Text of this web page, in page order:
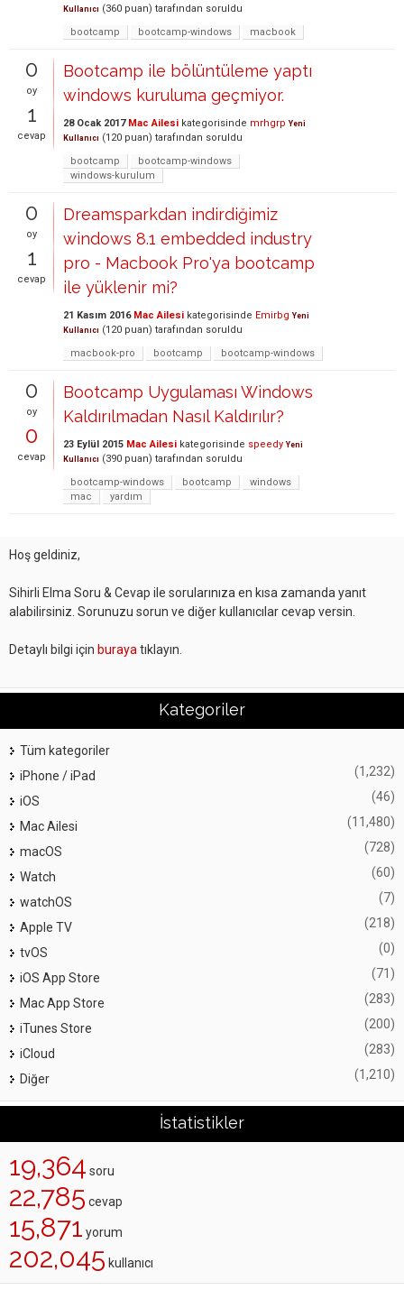
Kullanıcı (360 puan) tarafından soruldu
bootcamp
bootcamp-windows macbook
0
oy
1
cevap
Bootcamp ile bölüntüleme yaptı
windows kuruluma geçmiyor.
28 Ocak 2017 Mac Ailesi kategorisinde mrhgrp Yeni
Kullanıcı (120 puan) tarafından soruldu
bootcamp
bootcamp-windows
windows-kurulum
0
oy
1
cevap
Dreamsparkdan indirdiğimiz
windows 8.1 embedded industry
pro - Macbook Pro'ya bootcamp
ile yüklenir mi?
21 Kasım 2016 Mac Ailesi kategorisinde Emirbg Yeni
Kullanıcı (120 puan) tarafından soruldu
macbook-pro
bootcamp bootcamp-windows
0
oy
0
cevap
Bootcamp Uygulaması Windows
Kaldırılmadan Nasıl Kaldırılır?
23 Eylül 2015 Mac Ailesi kategorisinde speedy Yeni
Kullanıcı (390 puan) tarafından soruldu
bootcamp-windows
bootcamp
windows
mac
yardım
Hoş geldiniz,
Sihirli Elma Soru & Cevap ile sorularınıza en kısa zamanda yanıt
alabilirsiniz. Sorunuzu sorun ve diğer kullanıcılar cevap versin.
Detaylı bilgi için buraya tıklayın.
Kategoriler
Tüm kategoriler
iPhone / iPad
(1,232)
iOS (46)
Mac Ailesi (11,480)
macOS (728)
Watch (60)
watchOS (7)
Apple TV (218)
tvOS (0)
iOS App Store (71)
Mac App Store (283)
iTunes Store (200)
iCloud (283)
Diğer (1,210)
İstatistikler
19,364 soru
22,785 cevap
15,871 yorum
202,045 kullanıcı